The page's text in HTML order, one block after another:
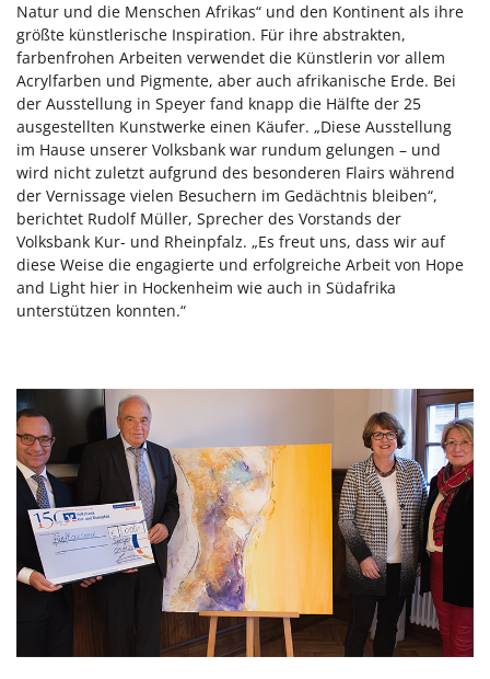
Natur und die Menschen Afrikas“ und den Kontinent als ihre
größte künstlerische Inspiration. Für ihre abstrakten,
farbenfrohen Arbeiten verwendet die Künstlerin vor allem
Acrylfarben und Pigmente, aber auch afrikanische Erde. Bei
der Ausstellung in Speyer fand knapp die Hälfte der 25
ausgestellten Kunstwerke einen Käufer. „Diese Ausstellung
im Hause unserer Volksbank war rundum gelungen – und
wird nicht zuletzt aufgrund des besonderen Flairs während
der Vernissage vielen Besuchern im Gedächtnis bleiben“,
berichtet Rudolf Müller, Sprecher des Vorstands der
Volksbank Kur- und Rheinpfalz. „Es freut uns, dass wir auf
diese Weise die engagierte und erfolgreiche Arbeit von Hope
and Light hier in Hockenheim wie auch in Südafrika
unterstützen konnten.“